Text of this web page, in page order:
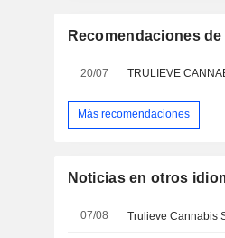
Recomendaciones
20/07
Más recomendaciones
Noticias en otros
07/08 Trulieve Cannabis